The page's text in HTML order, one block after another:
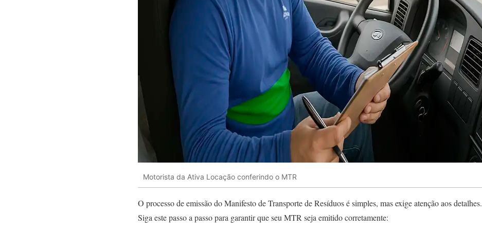
Motorista da Ativa Locação conferindo o MTR
O processo de emissão do Manifesto de Transporte de Resíduos é simples, mas exige atenção aos detalhes.
Siga este passo a passo para garantir que seu MTR seja emitido corretamente: